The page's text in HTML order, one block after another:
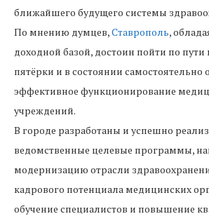
ближайшего будущего системы
По мнению думцев,Ставрополь,
доходной базой, достоин пойти по
пятёрки и в состоянии самостоятельно
эффективное функционирование
учреждений.
В городе разработаны и успешно
ведомственные целевые программы,
модернизацию отрасли
кадрового потенциала медицинских
обучение специалистов и повышение